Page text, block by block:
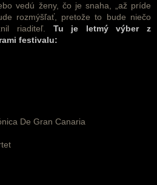
vedú ženy, čo je snaha, „až príde
rozmýšľať, pretože to bude niečo
riaditeľ. Tu je letmý výber z
festivalu:
De Gran Canaria